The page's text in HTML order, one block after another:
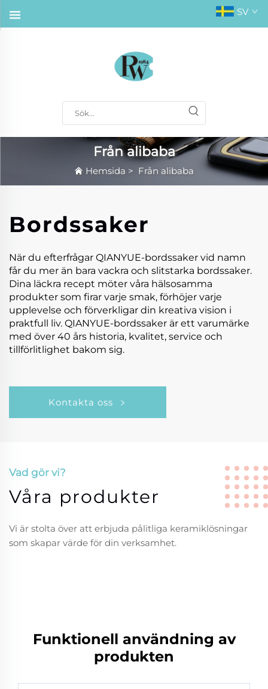
SV
Från alibaba
Hemsida > Från alibaba
Bordssaker
När du efterfrågar QIANYUE-bordssaker vid namn
får du mer än bara vackra och slitstarka bordssaker.
Dina läckra recept möter våra hälsosamma
produkter som firar varje smak, förhöjer varje
upplevelse och förverkligar din kreativa vision i
praktfull liv. QIANYUE-bordssaker är ett varumärke
med över 40 års historia, kvalitet, service och
tillförlitlighet bakom sig.
Kontakta oss
Vad gör vi?
Våra produkter
Vi är stolta över att erbjuda pålitliga keramiklösningar
som skapar värde för din verksamhet.
Funktionell användning av
produkten